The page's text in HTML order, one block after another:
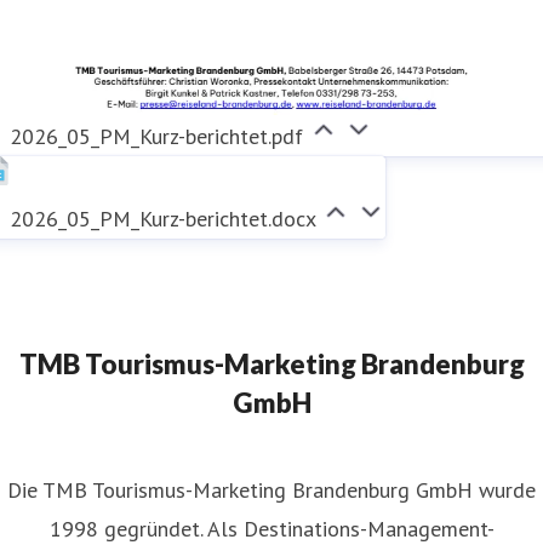
2026_05_PM_Kurz-berichtet.pdf
2026_05_PM_Kurz-berichtet.docx
TMB Tourismus-Marketing Brandenburg
GmbH
​Die TMB Tourismus-Marketing Brandenburg GmbH wurde
1998 gegründet. Als Destinations-Management-